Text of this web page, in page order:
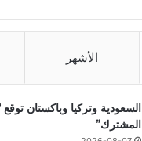
الأشهر
السعودية وتركيا وباكستان
المشترك”